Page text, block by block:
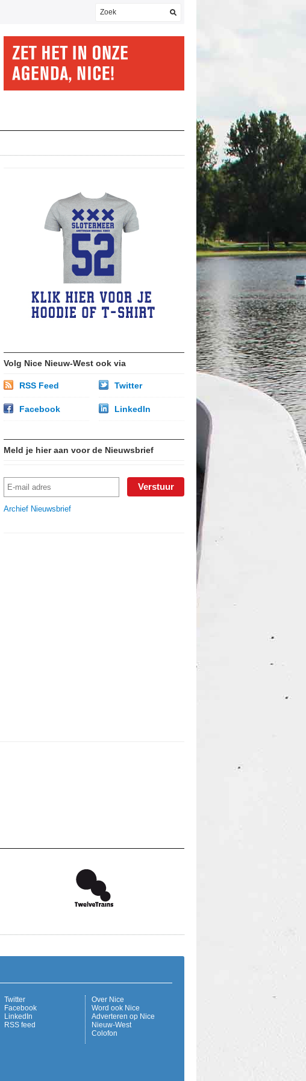
Volg Nice Nieuw-West ook via
RSS Feed Twitter
Facebook LinkedIn
Meld je hier aan voor de Nieuwsbrief
Archief Nieuwsbrief
Over Nice
Word ook Nice
Adverteren op Nice
Nieuw-West
Colofon
Twitter
Facebook
LinkedIn
RSS feed